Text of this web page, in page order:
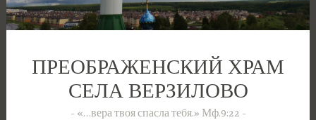
ПРЕОБРАЖЕНСКИЙ ХРАМ
СЕЛА ВЕРЗИЛОВО
«…вера твоя спасла тебя.» Мф.9:22